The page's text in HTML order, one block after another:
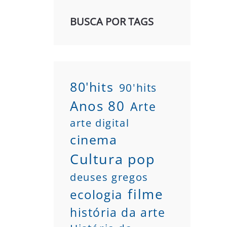
BUSCA POR TAGS
80'hits 90'hits
Anos 80 Arte
arte digital
cinema
Cultura pop
deuses gregos
ecologia filme
história da arte